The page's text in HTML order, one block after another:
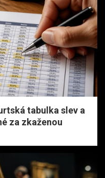
tabulka slev a
za zkaženou